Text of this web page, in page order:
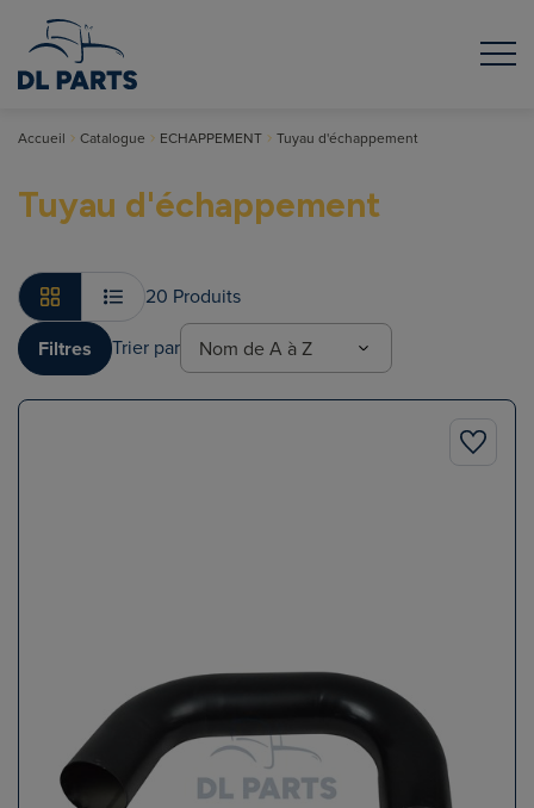
Accueil Catalogue ECHAPPEMENT Tuyau d'échappement
Tuyau d'échappement
20 Produits
Filtres
Trier par